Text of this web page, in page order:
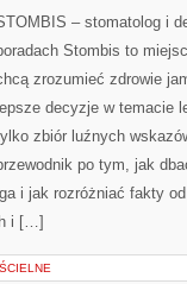
– stomatolog i
Stombis to
zrozumieć zdrowie
lepsze decyzje w temacie
zbiór luźnych
po tym, jak
i jak rozróżniać fakty
i […]